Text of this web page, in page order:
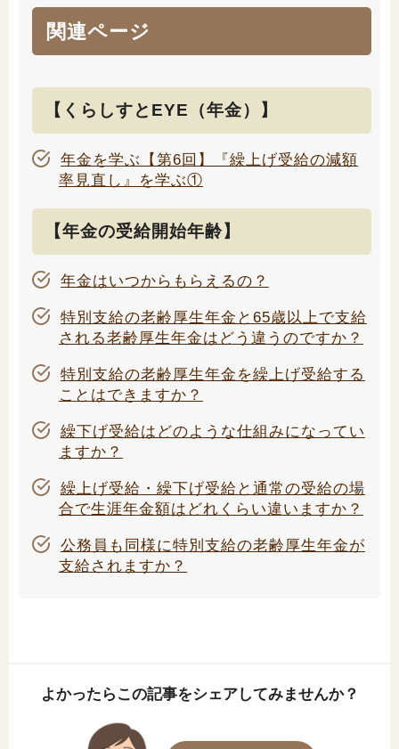
関連ページ
【くらしすとEYE（年金）】
年金を学ぶ【第6回】『繰上げ受給の減額
率見直し』を学ぶ①
【年金の受給開始年齢】
年金はいつからもらえるの？
特別支給の老齢厚生年金と65歳以上で支給
される老齢厚生年金はどう違うのですか？
特別支給の老齢厚生年金を繰上げ受給する
ことはできますか？
繰下げ受給はどのような仕組みになってい
ますか？
繰上げ受給・繰下げ受給と通常の受給の場
合で生涯年金額はどれくらい違いますか？
公務員も同様に特別支給の老齢厚生年金が
支給されますか？
よかったらこの記事をシェアしてみませんか？